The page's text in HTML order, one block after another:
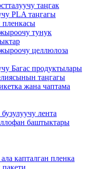
таңгак
PLA таңгагы
пленкасы
тунук
целлюлоза
Багас продуктылары
таңгагы
жана чаптама
лента
баштыктары
капталган пленка